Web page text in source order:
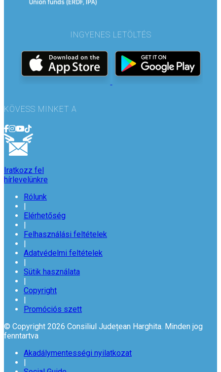
INGYENES LETÖLTÉS
KÖVESS MINKET A
Iratkozz fel
hírlevelünkre
Rólunk
Elérhetőség
Felhasználási feltételek
Adatvédelmi feltételek
Sütik használata
Copyright
Promóciós szett
© Copyright 2026 Consiliul Județean Harghita. Minden jog
fenntartva
Akadálymentességi nyilatkozat